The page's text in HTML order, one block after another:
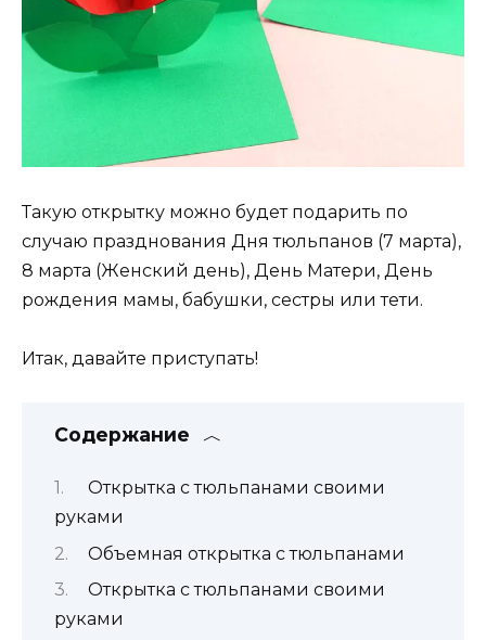
Такую открытку можно будет подарить по
случаю празднования Дня тюльпанов (7 марта),
8 марта (Женский день), День Матери, День
рождения мамы, бабушки, сестры или тети.
Итак, давайте приступать!
Содержание
Открытка с тюльпанами своими
руками
Объемная открытка с тюльпанами
Открытка с тюльпанами своими
руками